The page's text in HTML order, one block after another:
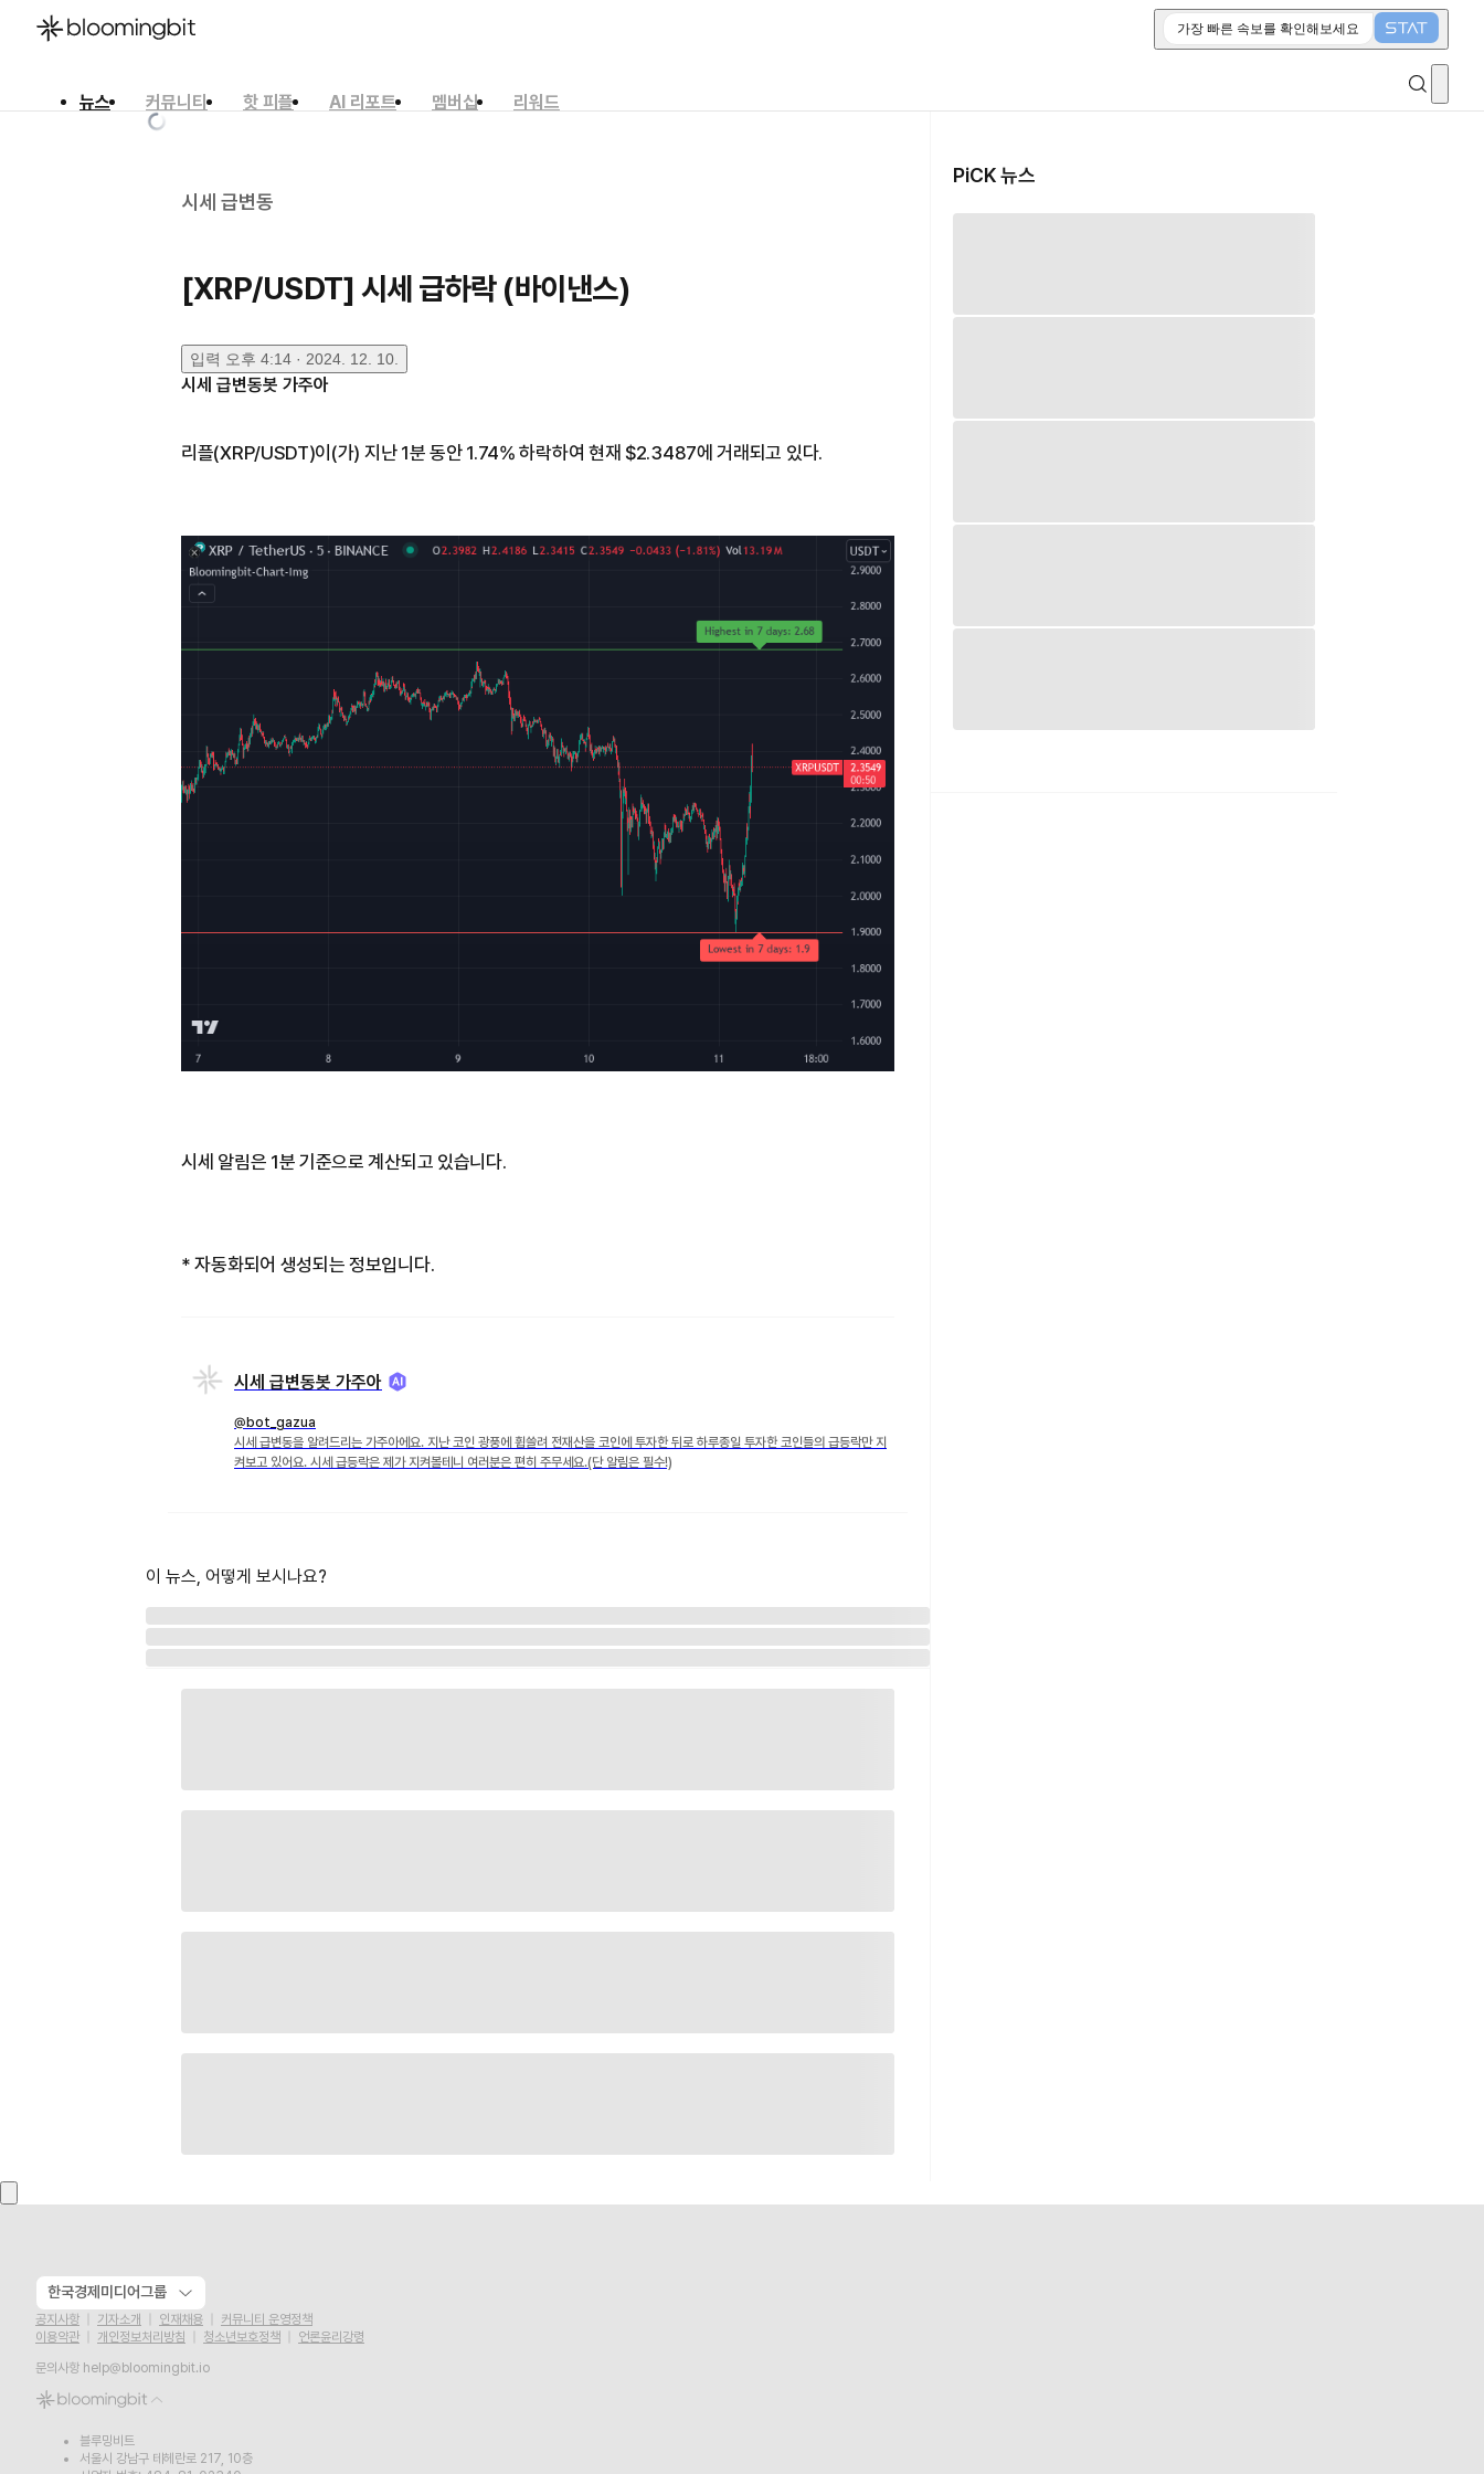
가장 빠른 속보를 확인해보세요
뉴스 커뮤니티 핫 피플 AI 리포트 멤버십
리워드
시세 급변동
[XRP/USDT] 시세 급하락 (바이낸스)
입력 오후 4:14 · 2024. 12. 10.
시세 급변동봇 가주아
리플(XRP/USDT)이(가) 지난 1분 동안 1.74% 하락하여 현재 $2.3487에 거래되고 있다.
시세 알림은 1분 기준으로 계산되고 있습니다.
* 자동화되어 생성되는 정보입니다.
시세 급변동봇 가주아
@bot_gazua
시세 급변동을 알려드리는 가주아에요. 지난 코인 광풍에 휩쓸려 전재산을 코인에 투자한 뒤로 하루종일 투자한 코인들의 급등락만 지
켜보고 있어요. 시세 급등락은 제가 지켜볼테니 여러분은 편히 주무세요.(단 알림은 필수!)
이 뉴스, 어떻게 보시나요?
PiCK 뉴스
한국경제미디어그룹
공지사항 기자소개 인재채용
커뮤니티 운영정책
이용약관
개인정보처리방침 청소년보호정책
언론윤리강령
문의사항 help@bloomingbit.io
블루밍비트
서울시 강남구 테헤란로 217, 10층